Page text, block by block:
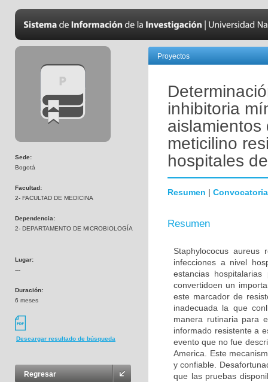
Sede:
Bogotá
Facultad:
2- FACULTAD DE MEDICINA
Dependencia:
2- DEPARTAMENTO DE MICROBIOLOGÍA
Lugar:
---
Duración:
6 meses
Descargar resultado de búsqueda
Regresar
Proyectos
inhibitoria
aislamientos
meticilino
hospitales
Resumen | Convocatoria
Resumen
Staphylococus
infecciones a nivel
estancias
convertidoen un
este marcador de
inadecuada la que
manera rutinaria para
informado resistente a
evento que no fue
America. Este
y confiable.
que las pruebas